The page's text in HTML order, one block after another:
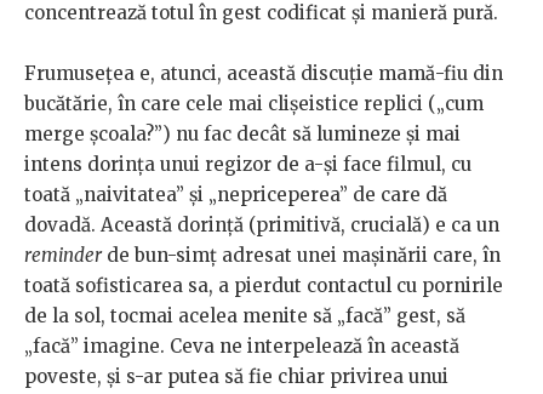
concentrează totul în gest codificat și manieră pură.
Frumusețea e, atunci, această discuție mamă-fiu din
bucătărie, în care cele mai clișeistice replici („cum
merge școala?”) nu fac decât să lumineze și mai
intens dorința unui regizor de a-și face filmul, cu
toată „naivitatea” și „nepriceperea” de care dă
dovadă. Această dorință (primitivă, crucială) e ca un
reminderde bun-simț adresat unei mașinării care, în
toată sofisticarea sa, a pierdut contactul cu pornirile
de la sol, tocmai acelea menite să „facă” gest, să
„facă” imagine. Ceva ne interpelează în această
poveste, și s-ar putea să fie chiar privirea unui